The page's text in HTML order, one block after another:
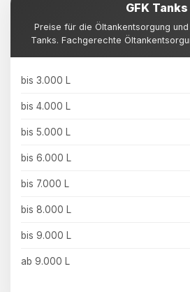
GFK Tanks
Preise für die Öltankentsorgung
Tanks. Fachgerechte
bis 3.000 L
bis 4.000 L
bis 5.000 L
bis 6.000 L
bis 7.000 L
bis 8.000 L
bis 9.000 L
ab 9.000 L